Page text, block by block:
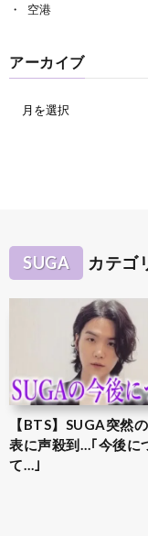
空港
アーカイブ
SUGA カテゴ
【BTS】SUGA突然
表に声殺到…｢今後に
て…｣